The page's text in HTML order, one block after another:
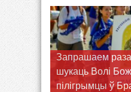
Запрашаем
шукаць Волі
пілігрымцы ў